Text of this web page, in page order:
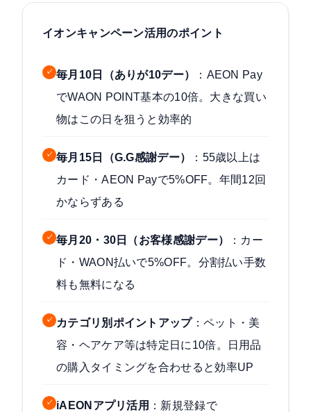
イオンキャンペーン活用のポイント
✓ 毎月10日（ありが10デー）
：AEON Pay
でWAON POINT基本の10倍。大きな買い
物はこの日を狙うと効率的
✓ 毎月15日（G.G感謝デー）
：55歳以上は
カード・AEON Payで5%OFF。年間12回
かならずある
✓ 毎月20・30日（お客様感謝デー）
：カー
ド・WAON払いで5%OFF。分割払い手数
料も無料になる
✓ カテゴリ別ポイントアップ：ペット・美
容・ヘアケア等は特定日に10倍。日用品
の購入タイミングを合わせると効率UP
✓ iAEONアプリ活用 ：新規登録で